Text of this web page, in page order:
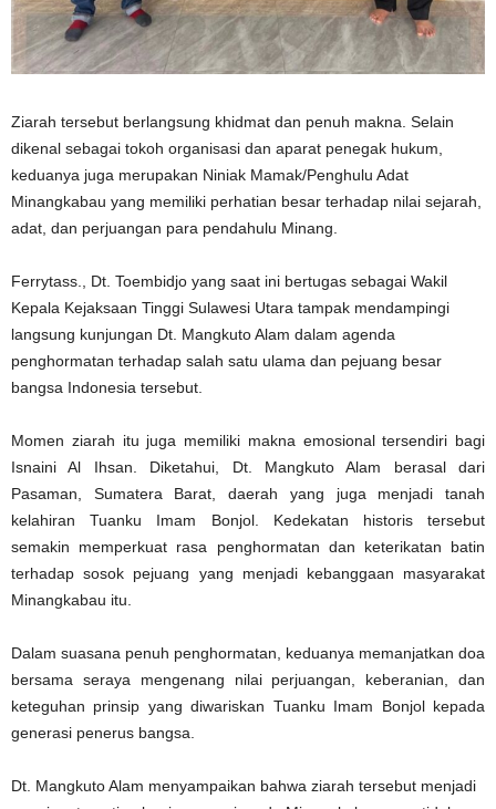
Ziarah tersebut berlangsung khidmat dan penuh makna. Selain
dikenal sebagai tokoh organisasi dan aparat penegak hukum,
keduanya juga merupakan Niniak Mamak/Penghulu Adat
Minangkabau yang memiliki perhatian besar terhadap nilai sejarah,
adat, dan perjuangan para pendahulu Minang.
Ferrytass., Dt. Toembidjo yang saat ini bertugas sebagai Wakil
Kepala Kejaksaan Tinggi Sulawesi Utara tampak mendampingi
langsung kunjungan Dt. Mangkuto Alam dalam agenda
penghormatan terhadap salah satu ulama dan pejuang besar
bangsa Indonesia tersebut.
Momen ziarah itu juga memiliki makna emosional tersendiri bagi
Isnaini Al Ihsan. Diketahui, Dt. Mangkuto Alam berasal dari
Pasaman, Sumatera Barat, daerah yang juga menjadi tanah
kelahiran Tuanku Imam Bonjol. Kedekatan historis tersebut
semakin memperkuat rasa penghormatan dan keterikatan batin
terhadap sosok pejuang yang menjadi kebanggaan masyarakat
Minangkabau itu.
Dalam suasana penuh penghormatan, keduanya memanjatkan doa
bersama seraya mengenang nilai perjuangan, keberanian, dan
keteguhan prinsip yang diwariskan Tuanku Imam Bonjol kepada
generasi penerus bangsa.
Dt. Mangkuto Alam menyampaikan bahwa ziarah tersebut menjadi